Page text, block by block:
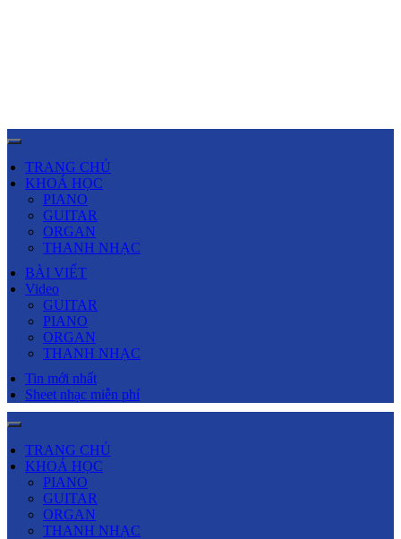
TRANG CHỦ
KHOÁ HỌC
PIANO
GUITAR
ORGAN
THANH NHẠC
BÀI VIẾT
Video
GUITAR
PIANO
ORGAN
THANH NHẠC
Tin mới nhất
Sheet nhạc miễn phí
TRANG CHỦ
KHOÁ HỌC
PIANO
GUITAR
ORGAN
THANH NHẠC